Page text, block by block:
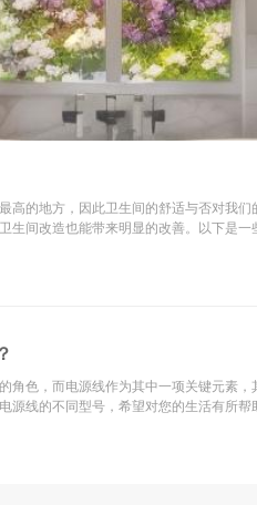
高的地方，因此卫生间的舒适与否对我们
生间改造也能带来明显的改善。以下是一
设
角色，而电源线作为其中一项关键元素，
不同型号，希望对您的生活有所帮助！ SYV：这
氯乙烯